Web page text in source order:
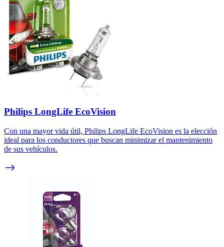
Philips LongLife EcoVision
Con una mayor vida útil, Philips LongLife EcoVision es la elección
ideal para los conductores que buscan minimizar el mantenimiento
de sus vehículos.